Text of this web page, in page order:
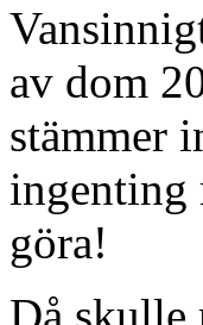
av dom
stämmer
ingenting
göra!
Då skulle